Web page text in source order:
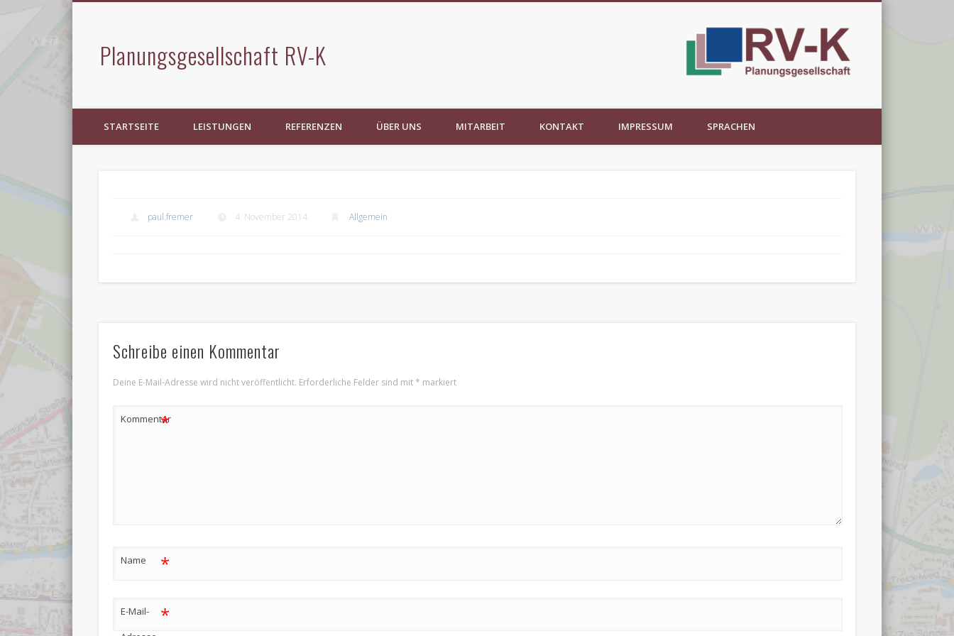
Planungsgesellschaft RV-K
STARTSEITE LEISTUNGEN REFERENZEN ÜBER UNS MITARBEIT KONTAKT IMPRESSUM SPRACHEN
paul.fremer 4. November 2014 Allgemein
Schreibe einen Kommentar
Deine E-Mail-Adresse wird nicht veröffentlicht. Erforderliche Felder sind mit* markiert
Kommentar
*
Name *
E-Mail-
*